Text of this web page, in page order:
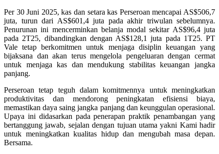
Per 30 Juni 2025, kas dan setara kas Perseroan mencapai AS$506,7
juta, turun dari AS$601,4 juta pada akhir triwulan sebelumnya.
Penurunan ini mencerminkan belanja modal sekitar AS$96,4 juta
pada 2T25, dibandingkan dengan AS$128,1 juta pada 1T25. PT
Vale tetap berkomitmen untuk menjaga disiplin keuangan yang
bijaksana dan akan terus mengelola pengeluaran dengan cermat
untuk menjaga kas dan mendukung stabilitas keuangan jangka
panjang.
Perseroan tetap teguh dalam komitmennya untuk meningkatkan
produktivitas dan mendorong peningkatan efisiensi biaya,
memastikan daya saing jangka panjang dan keunggulan operasional.
Upaya ini didasarkan pada penerapan praktik penambangan yang
bertanggung jawab, sejalan dengan tujuan utama yakni Kami hadir
untuk meningkatkan kualitas hidup dan mengubah masa depan.
Bersama.